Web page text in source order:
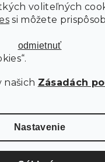
voliteľných
si môžete
odmietnuť
našich Zásadách
Nastavenie
Vytvoril Shoptet Premium